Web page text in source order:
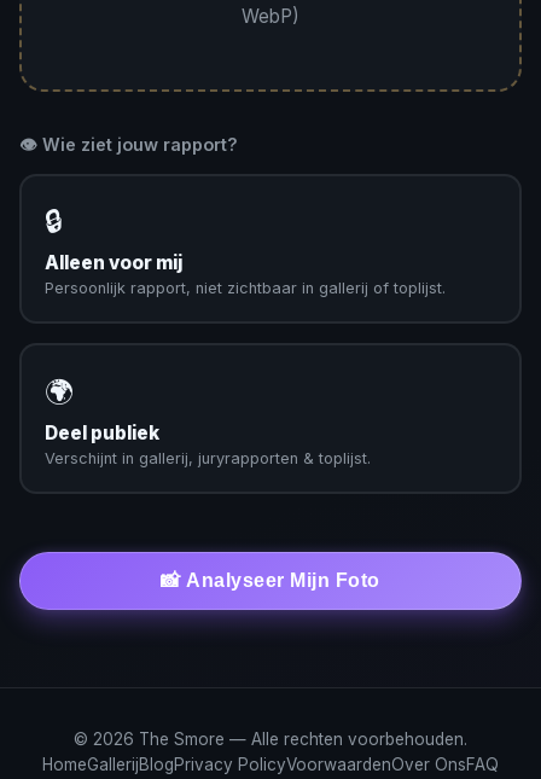
WebP)
👁️ Wie ziet jouw rapport?
🔒
Alleen voor mij
Persoonlijk rapport, niet zichtbaar in gallerij of toplijst.
🌍
Deel publiek
Verschijnt in gallerij, juryrapporten & toplijst.
📸 Analyseer Mijn Foto
© 2026 The Smore — Alle rechten voorbehouden.
HomeGallerijBlogPrivacy PolicyVoorwaardenOver OnsFAQ